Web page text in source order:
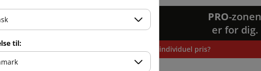
PRO-zonen
er for dig.
havde brug for? Vil du købe mere og få en individuel pris?
til: